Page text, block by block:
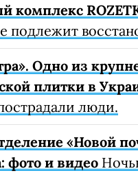
комплекс
подлежит
Одно из
плитки в
люди.
«Новой
фото и видео